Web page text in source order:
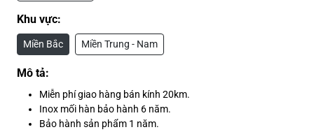
Khu vực:
Miền Bắc Miền Trung - Nam
Mô tả:
Miễn phí giao hàng bán kính 20km.
Inox mối hàn bảo hành 6 năm.
Bảo hành sản phẩm 1 năm.